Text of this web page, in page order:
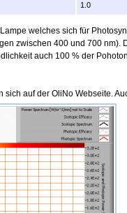
1.0
welches sich für
zwischen 400 und 700 nm).
auch 100 % der
sich auf der OliNo Webseite.